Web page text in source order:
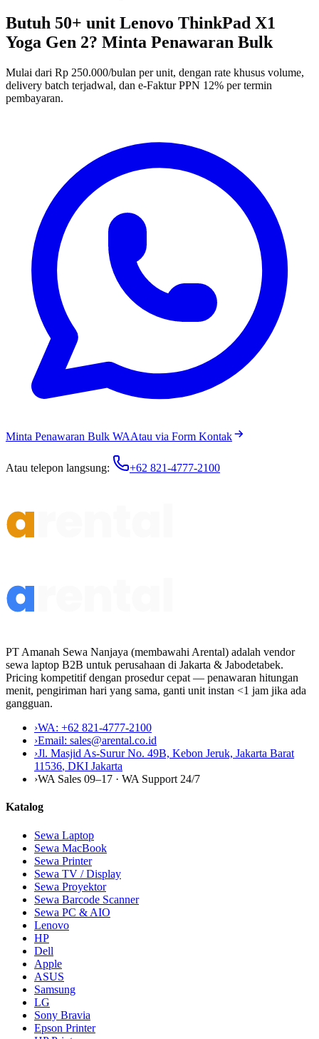
Butuh 50+ unit Lenovo ThinkPad X1
Yoga Gen 2? Minta Penawaran Bulk
Mulai dari Rp 250.000/bulan per unit, dengan rate khusus volume,
delivery batch terjadwal, dan e-Faktur PPN 12% per termin
pembayaran.
Minta Penawaran Bulk WAAtau via Form Kontak
Atau telepon langsung: +62 821-4777-2100
PT Amanah Sewa Nanjaya (membawahi Arental) adalah vendor
sewa laptop B2B untuk perusahaan di Jakarta & Jabodetabek.
Pricing kompetitif dengan prosedur cepat — penawaran hitungan
menit, pengiriman hari yang sama, ganti unit instan <1 jam jika ada
gangguan.
›WA: +62 821-4777-2100
›Email: sales@arental.co.id
›Jl. Masjid As-Surur No. 49B, Kebon Jeruk, Jakarta Barat
11536, DKI Jakarta
›WA Sales 09–17 · WA Support 24/7
Katalog
Sewa Laptop
Sewa MacBook
Sewa Printer
Sewa TV / Display
Sewa Proyektor
Sewa Barcode Scanner
Sewa PC & AIO
Lenovo
HP
Dell
Apple
ASUS
Samsung
LG
Sony Bravia
Epson Printer